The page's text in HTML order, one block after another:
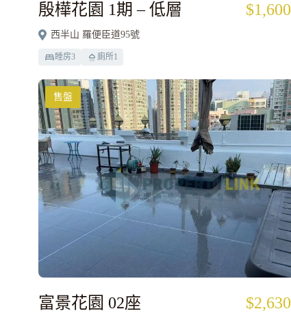
殷樺花園 1期 – 低層 $1,600
西半山 羅便臣道95號
睡房3 廁所1
售盤
富景花園 02座 $2,630